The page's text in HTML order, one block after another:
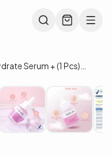
Serum + (1 Pcs)